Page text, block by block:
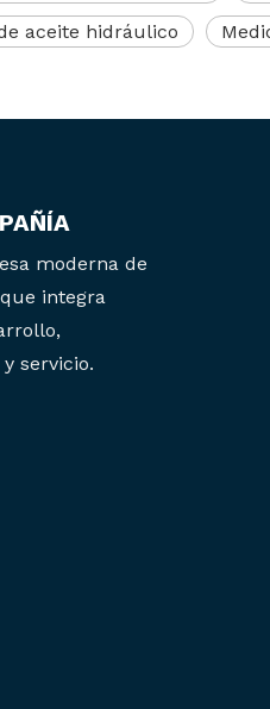
aceite hidráulico
moderna de
integra
servicio.